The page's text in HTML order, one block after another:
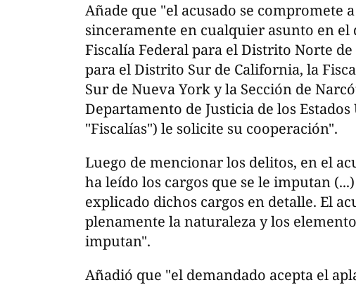
Añade que "el acusado se compromete
sinceramente en cualquier asunto en
Fiscalía Federal para el Distrito Norte
para el Distrito Sur de California, la
Sur de Nueva York y la Sección de
Departamento de Justicia de los
"Fiscalías") le solicite su cooperación".
Luego de mencionar los delitos, en el
ha leído los cargos que se le imputan
explicado dichos cargos en detalle. El
plenamente la naturaleza y los
imputan".
Añadió que "el demandado acepta el